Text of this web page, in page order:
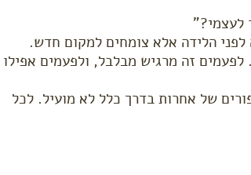
לעצמי?"
לפני הלידה אלא צומחים למקום חדש.
זה מרגיש מבלבל, ולפעמים אפילו
של אחרות בדרך כלל לא מועיל. לכל